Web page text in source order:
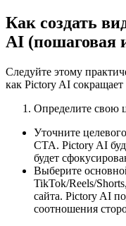
Как создать
AI (пошаговая
Следуйте этому
как Pictory AI сокращает
Определите свою
Уточните
CTA. Pictory AI
будет
Выберите
TikTok/Reels/
сайта. Pictory AI
соотношения